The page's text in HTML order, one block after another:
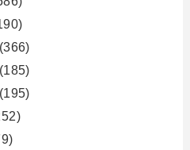
(366)
(185)
(195)